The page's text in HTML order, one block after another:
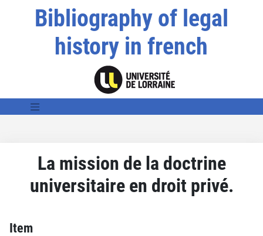
Bibliography of legal
history in french
La mission de la doctrine
universitaire en droit privé.
Item